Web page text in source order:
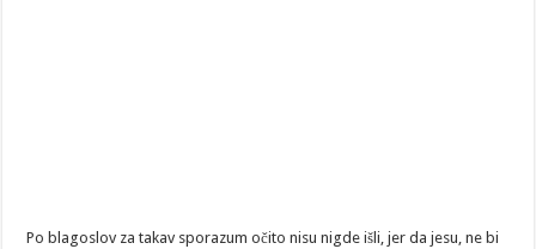
Po blagoslov za takav sporazum očito nisu nigde išli, jer da jesu, ne bi